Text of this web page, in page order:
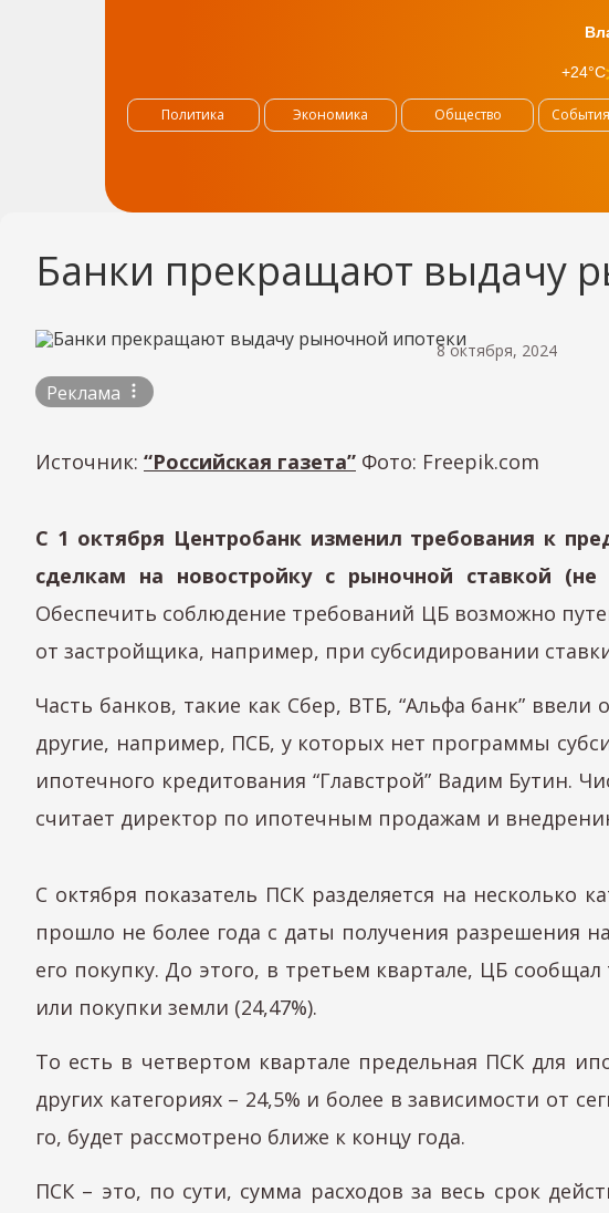
+24°C
Политика Экономика Общество
Банки прекращают выдачу
8 октября, 2024
Реклама
Источник: “Российская газета” Фото: Freepik.com
С 1 октября Центробанк изменил требования к
сделкам на новостройку с рыночной ставкой
Обеспечить соблюдение требований ЦБ возможно
от застройщика, например, при субсидировании
Часть банков, такие как Сбер, ВТБ, “Альфа банк”
другие, например, ПСБ, у которых нет программы
ипотечного кредитования “Главстрой” Вадим Бутин.
считает директор по ипотечным продажам и
С октября показатель ПСК разделяется на несколько
прошло не более года с даты получения разрешения
его покупку. До этого, в третьем квартале, ЦБ
или покупки земли (24,47%).
То есть в четвертом квартале предельная ПСК для
других категориях – 24,5% и более в зависимости от
го, будет рассмотрено ближе к концу года.
ПСК – это, по сути, сумма расходов за весь срок